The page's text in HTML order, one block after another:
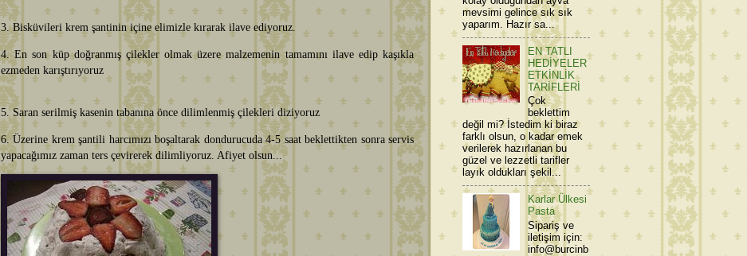
3. Bisküvileri krem şantinin içine elimizle kırarak ilave ediyoruz.
4. En son küp doğranmış çilekler olmak üzere malzemenin tamamını ilave edip kaşıkla
ezmeden karıştırıyoruz
5. Saran serilmiş kasenin tabanına önce dilimlenmiş çilekleri diziyoruz
6. Üzerine krem şantili harcımızı boşaltarak dondurucuda 4-5 saat beklettikten sonra servis
yapacağımız zaman ters çevirerek dilimliyoruz. Afiyet olsun...
mevsimi gelince sık sık
yaparım. Hazır sa...
EN TATLI
HEDİYELER
ETKİNLİK
TARİFLERİ
Çok
beklettim
değil mi? İstedim ki biraz
farklı olsun, o kadar emek
verilerek hazırlanan bu
güzel ve lezzetli tarifler
layık oldukları şekil...
Karlar Ülkesi
Pasta
Sipariş ve
iletişim için:
info@burcinb